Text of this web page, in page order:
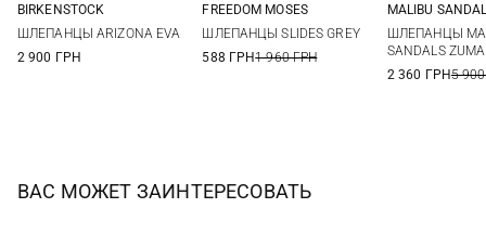
45
BIRKENSTOCK
ШЛЕПАНЦЫ ARIZONA EVA
2 900 ГРН
FREEDOM MOSES
ШЛЕПАНЦЫ SLIDES GREY
588 ГРН1 960 ГРН
13 US
MALIBU
ШЛЕПАНЦЫ
SANDALS
2 360 ГРН5
ВАС МОЖЕТ ЗАИНТЕРЕСОВАТЬ